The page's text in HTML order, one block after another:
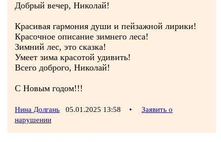
Добрый вечер, Николай!
Красивая гармония души и пейзажной лирики!
Красочное описание зимнего леса!
Зимний лес, это сказка!
Умеет зима красотой удивить!
Всего доброго, Николай!
С Новым годом!!!
Нина Долгань 05.01.2025 13:58 •
Заявить о
нарушении